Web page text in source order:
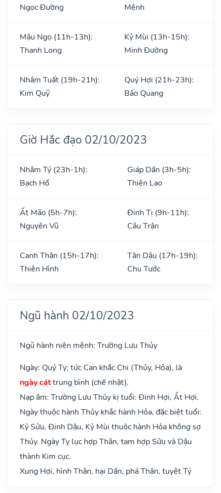
Ngọc Đường
Mệnh
Mậu Ngọ (11h-13h):
Thanh Long
Kỷ Mùi (13h-15h):
Minh Đường
Nhâm Tuất (19h-21h):
Kim Quỹ
Quý Hợi (21h-23h):
Bảo Quang
Giờ Hắc đạo 02/10/2023
Nhâm Tý (23h-1h):
Bạch Hổ
Giáp Dần (3h-5h):
Thiên Lao
Ất Mão (5h-7h):
Nguyên Vũ
Đinh Tị (9h-11h):
Câu Trận
Canh Thân (15h-17h):
Thiên Hình
Tân Dậu (17h-19h):
Chu Tước
Ngũ hành 02/10/2023
Ngũ hành niên mệnh: Trường Lưu Thủy
Ngày: Quý Tỵ; tức Can khắc Chi (Thủy, Hỏa), là
ngày cáttrung bình (chế nhật).
Nạp âm: Trường Lưu Thủy kị tuổi: Đinh Hợi, Ất Hợi.
Ngày thuộc hành Thủy khắc hành Hỏa, đặc biệt tuổi:
Kỷ Sửu, Đinh Dậu, Kỷ Mùi thuộc hành Hỏa không sợ
Thủy. Ngày Tỵ lục hợp Thân, tam hợp Sửu và Dậu
thành Kim cục.
Xung Hợi, hình Thân, hại Dần, phá Thân, tuyệt Tý